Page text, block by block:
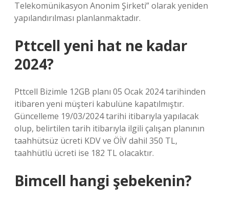
Telekomünikasyon Anonim Şirketi” olarak yeniden
yapılandırılması planlanmaktadır.
Pttcell yeni hat ne kadar
2024?
Pttcell Bizimle 12GB planı 05 Ocak 2024 tarihinden
itibaren yeni müşteri kabulüne kapatılmıştır.
Güncelleme 19/03/2024 tarihi itibarıyla yapılacak
olup, belirtilen tarih itibarıyla ilgili çalışan planının
taahhütsüz ücreti KDV ve ÖİV dahil 350 TL,
taahhütlü ücreti ise 182 TL olacaktır.
Bimcell hangi şebekenin?